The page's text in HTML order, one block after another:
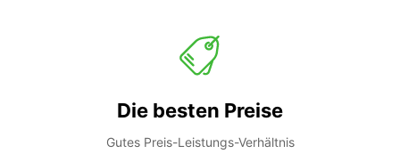
Die besten Preise
Gutes Preis-Leistungs-Verhältnis